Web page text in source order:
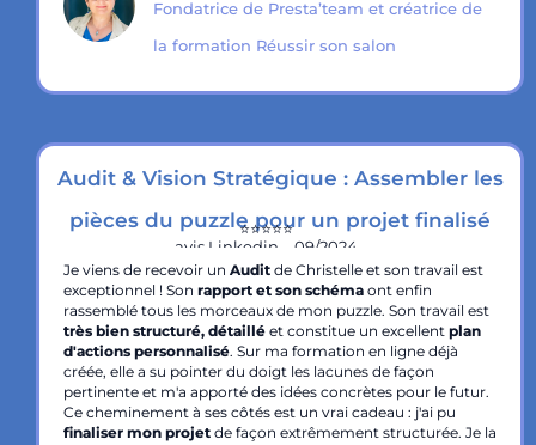
Fondatrice de Presta’team et créatrice de
la formation Réussir son salon
Audit & Vision Stratégique : Assembler les
pièces du puzzle pour un projet finalisé
⭐️⭐️⭐️⭐️⭐️
avis Linkedin – 09/2024
Je viens de recevoir un Audit de Christelle et son travail est
exceptionnel ! Son rapport et son schéma ont enfin
rassemblé tous les morceaux de mon puzzle. Son travail est
très bien structuré, détaillé et constitue un excellent plan
d'actions personnalisé. Sur ma formation en ligne déjà
créée, elle a su pointer du doigt les lacunes de façon
pertinente et m'a apporté des idées concrètes pour le futur.
Ce cheminement à ses côtés est un vrai cadeau : j'ai pu
finaliser mon projet de façon extrêmement structurée. Je la